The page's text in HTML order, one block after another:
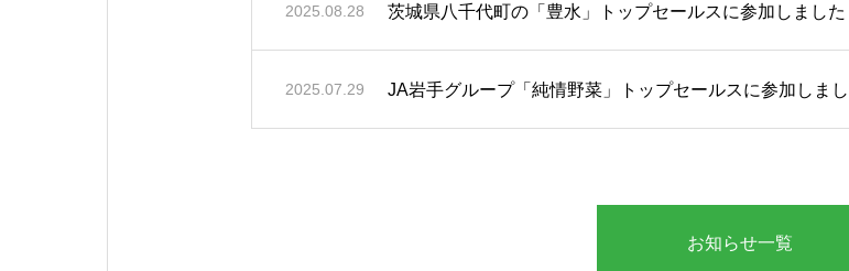
2025.08.28 茨城県八千代町の「豊水」トップセールスに参加しました
2025.07.29 JA岩手グループ「純情野菜」トップセールスに参加しま
お知らせ一覧